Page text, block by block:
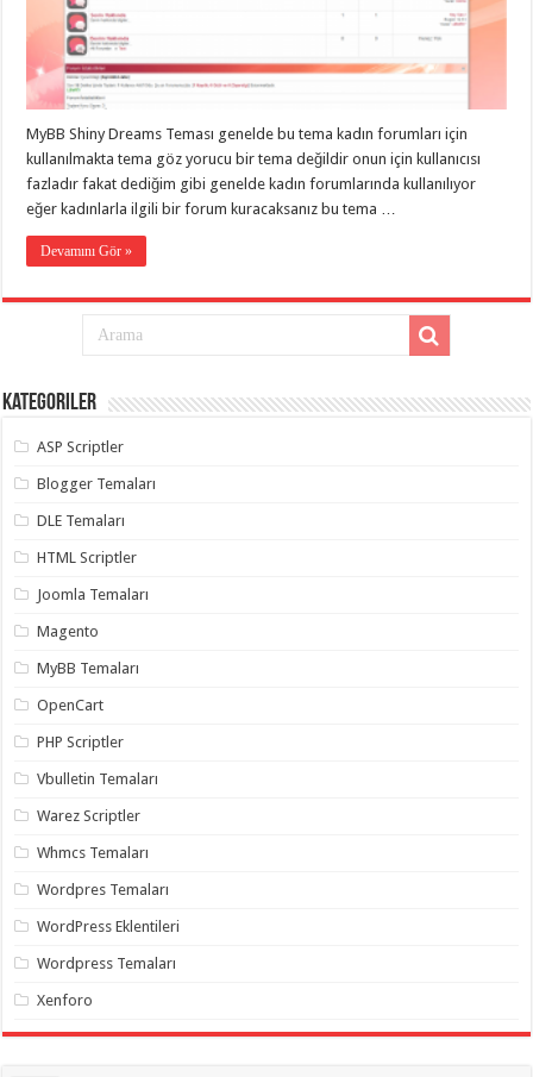
taşımacılık,
gaziantep
evden
gaziantep
evden
taşımacılık,
gaziantep
taşımacılık,
evden
taşımacılık,
gaziantep
taşıma,
evden
taşımacılık,
gaziantep
organizasyon
gaziantep
organizasyon,
gaziantep
organizasyon
gaziantep
gaziantep
gaziantep
gaziantep
twitter
hilesi ,
takipçi
instagram
hilesi ,
MyBB Shiny Dreams Teması genelde bu tema kadın forumları için
kullanılmakta tema göz yorucu bir tema değildir onun için kullanıcısı
fazladır fakat dediğim gibi genelde kadın forumlarında kullanılıyor
eğer kadınlarla ilgili bir forum kuracaksanız bu tema …
Devamını Gör »
Kategoriler
ASP Scriptler
Blogger Temaları
DLE Temaları
HTML Scriptler
Joomla Temaları
Magento
MyBB Temaları
OpenCart
PHP Scriptler
Vbulletin Temaları
Warez Scriptler
Whmcs Temaları
Wordpres Temaları
WordPress Eklentileri
Wordpress Temaları
Xenforo